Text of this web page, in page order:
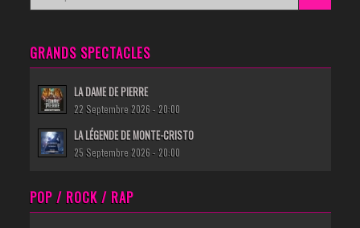
GRANDS SPECTACLES
LA DAME DE PIERRE
22 Septembre 2026 - 20:00
LA LÉGENDE DE MONTE-CRISTO
25 Septembre 2026 - 20:00
POP / ROCK / RAP